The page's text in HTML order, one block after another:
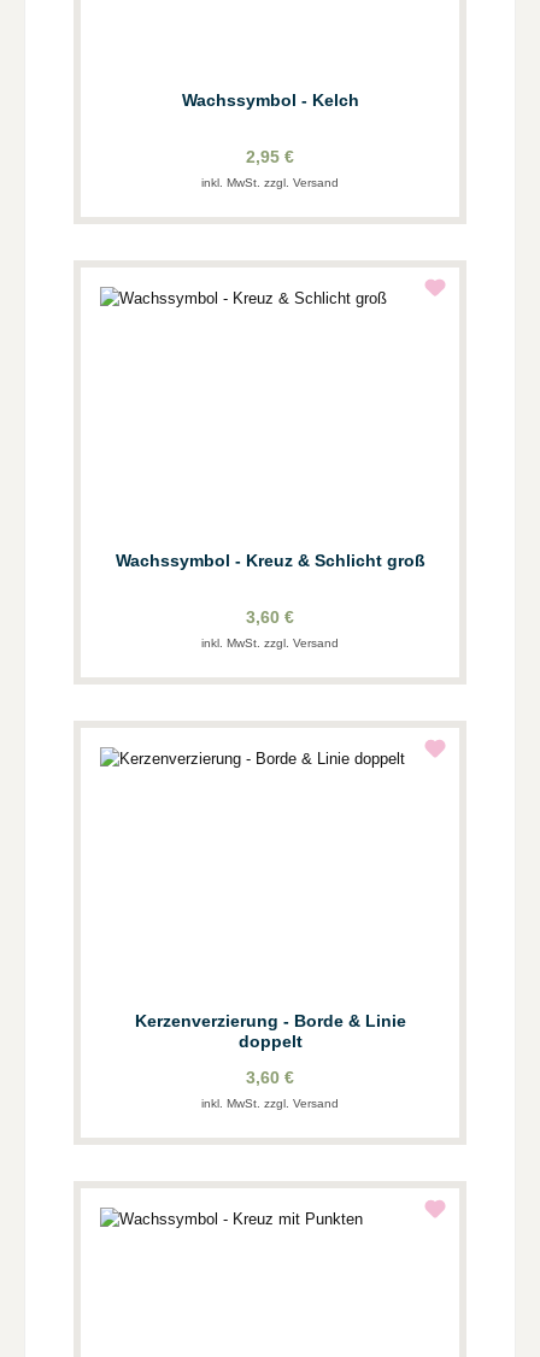
Wachssymbol - Kelch
2,95 €
inkl. MwSt. zzgl. Versand
Wachssymbol - Kreuz & Schlicht groß
3,60 €
inkl. MwSt. zzgl. Versand
Kerzenverzierung - Borde & Linie
doppelt
3,60 €
inkl. MwSt. zzgl. Versand